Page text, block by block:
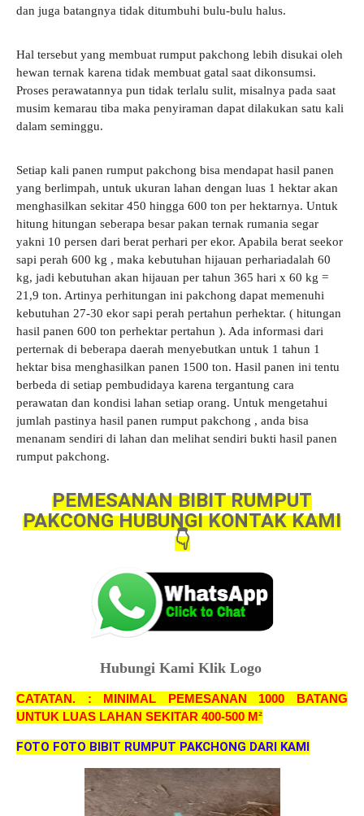
dan juga batangnya tidak ditumbuhi bulu-bulu halus.
Hal tersebut yang membuat rumput pakchong lebih disukai oleh
hewan ternak karena tidak membuat gatal saat dikonsumsi.
Proses perawatannya pun tidak terlalu sulit, misalnya pada saat
musim kemarau tiba maka penyiraman dapat dilakukan satu kali
dalam seminggu.
Setiap kali panen rumput pakchong bisa mendapat hasil panen
yang berlimpah, untuk ukuran lahan dengan luas 1 hektar akan
menghasilkan sekitar 450 hingga 600 ton per hektarnya. Untuk
hitung hitungan seberapa besar pakan ternak rumania segar
yakni 10 persen dari berat perhari per ekor. Apabila berat seekor
sapi perah 600 kg , maka kebutuhan hijauan perhariadalah 60
kg, jadi kebutuhan akan hijauan per tahun 365 hari x 60 kg =
21,9 ton. Artinya perhitungan ini pakchong dapat memenuhi
kebutuhan 27-30 ekor sapi perah pertahun perhektar. ( hitungan
hasil panen 600 ton perhektar pertahun ). Ada informasi dari
perternak di beberapa daerah menyebutkan untuk 1 tahun 1
hektar bisa menghasilkan panen 1500 ton. Hasil panen ini tentu
berbeda di setiap pembudidaya karena tergantung cara
perawatan dan kondisi lahan setiap orang. Untuk mengetahui
jumlah pastinya hasil panen rumput pakchong , anda bisa
menanam sendiri di lahan dan melihat sendiri bukti hasil panen
rumput pakchong.
PEMESANAN BIBIT RUMPUT
PAKCONG HUBUNGI KONTAK KAMI
👇
Hubungi Kami Klik Logo
CATATAN. : MINIMAL PEMESANAN 1000 BATANG
UNTUK LUAS LAHAN SEKITAR 400-500 M²
FOTO FOTO BIBIT RUMPUT PAKCHONG DARI KAMI